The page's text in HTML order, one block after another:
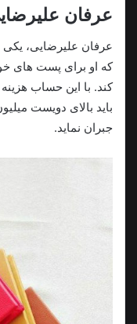
عرفان
عرفان علیرضایی، یکی
که او برای پست های
کند. با این حساب
باید بالای دویست
جبران نماید.